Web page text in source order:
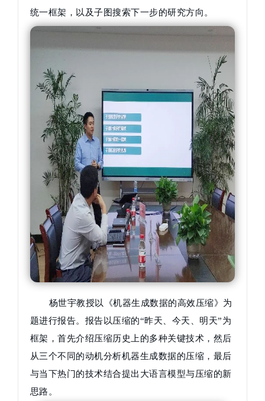
统一框架，以及子图搜索下一步的研究方向。
杨世宇教授以《机器生成数据的高效压缩》为
题进行报告。报告以压缩的“昨天、今天、明天”为
框架，首先介绍压缩历史上的多种关键技术，然后
从三个不同的动机分析机器生成数据的压缩，最后
与当下热门的技术结合提出大语言模型与压缩的新
思路。